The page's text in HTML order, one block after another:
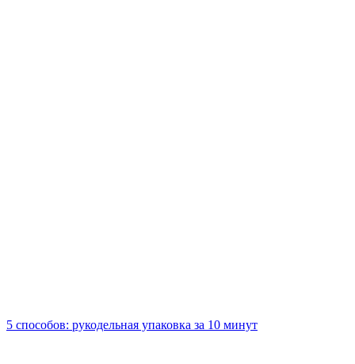
5 способов: рукодельная упаковка за 10 минут